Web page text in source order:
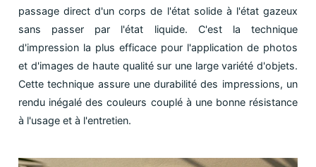
passage direct d'un corps de l'état solide à l'état gazeux
sans passer par l'état liquide. C'est la technique
d'impression la plus efficace pour l'application de photos
et d'images de haute qualité sur une large variété d'objets.
Cette technique assure une durabilité des impressions, un
rendu inégalé des couleurs couplé à une bonne résistance
à l'usage et à l'entretien.